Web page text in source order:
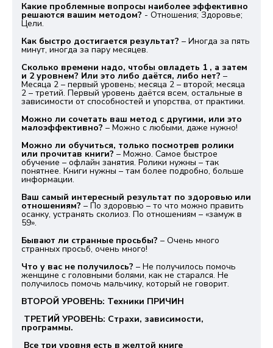
Какие проблемные вопросы наиболее эффективно
решаются вашим методом? - Отношения; Здоровье;
Цели.
Как быстро достигается результат? – Иногда за пять
минут, иногда за пару месяцев.
Сколько времени надо, чтобы овладеть 1 , а затем
и 2 уровнем? Или это либо даётся, либо нет? –
Месяца 2 – первый уровень; месяца 2 – второй; месяца
2 – третий. Первый уровень даётся всем, остальные в
зависимости от способностей и упорства, от практики.
Можно ли сочетать ваш метод с другими, или это
малоэффективно? – Можно с любыми, даже нужно!
Можно ли обучиться, только посмотрев ролики
или прочитав книги? – Можно. Самое быстрое
обучение – офлайн занятия. Ролики нужны – так
понятнее. Книги нужны – там более подробно, больше
информации.
Ваш самый интересный результат по здоровью или
отношениям? – По здоровью – то что можно править
осанку, устранять сколиоз. По отношениям – «замуж в
59».
Бывают ли странные просьбы? – Очень много
странных просьб, очень много!
Что у вас не получилось? – Не получилось помочь
женщине с головными болями, как не старался. Не
получилось помочь мальчику, который не говорит.
ВТОРОЙ УРОВЕНЬ: Техники ПРИЧИН
ТРЕТИЙ УРОВЕНЬ: Страхи, зависимости,
программы.
Все три уровня есть в желтой книге